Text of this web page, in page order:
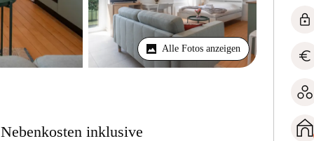
Alle Fotos anzeigen
inklusive
lock
euro